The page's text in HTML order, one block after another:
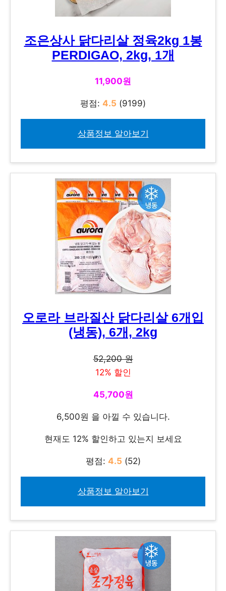
조은상사 닭다리살 정육2kg 1봉
PERDIGAO, 2kg, 1개
11,900원
평점: 4.5 (9199)
상품정보 알아보기
오로라 브라질산 닭다리살 6개입
(냉동), 6개, 2kg
52,200 원
12% 할인
45,700원
6,500원 을 아낄 수 있습니다.
현재도 12% 할인하고 있는지 보세요
평점: 4.5 (52)
상품정보 알아보기